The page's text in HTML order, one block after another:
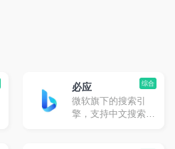
综合
必应
微软旗下的搜索引
擎，支持中文搜索。